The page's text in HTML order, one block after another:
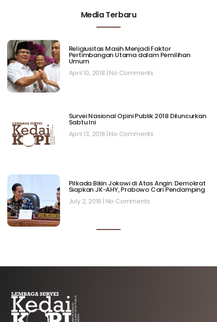
Media Terbaru
Religiusitas Masih Menjadi Faktor
Pertimbangan Utama dalam Pemilihan
Umum
April 10, 2018 No Comments
Survei Nasional Opini Publik 2018 Diluncurkan
Sabtu Ini
April 13, 2018 No Comments
Pilkada Bikin Jokowi di Atas Angin: Demokrat
Siapkan JK-AHY, Prabowo Cari Pendamping
July 2, 2018 No Comments